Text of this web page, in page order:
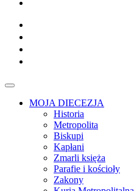
MOJA DIECEZJA
Historia
Metropolita
Biskupi
Kapłani
Zmarli księża
Parafie i kościoły
Zakony